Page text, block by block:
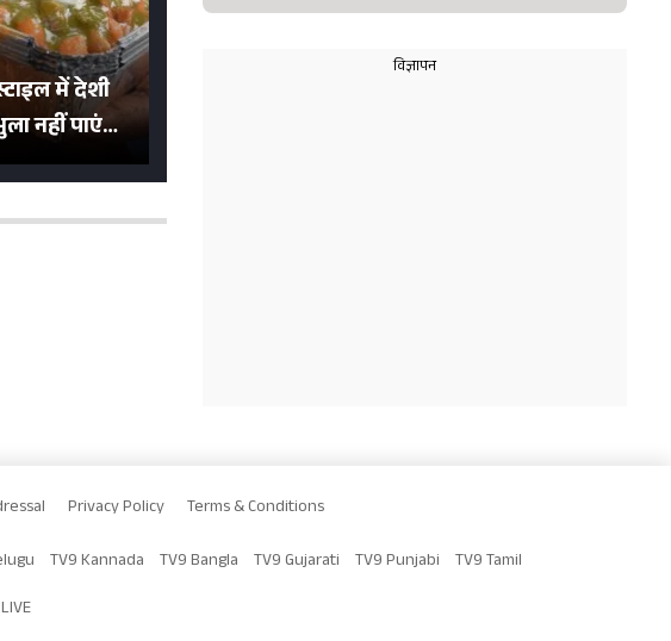
में देशी
नहीं पाएंगे
छोले-पाव का
Privacy Policy Terms & Conditions
TV9 Kannada TV9 Bangla TV9 Gujarati TV9 Punjabi TV9 Tamil